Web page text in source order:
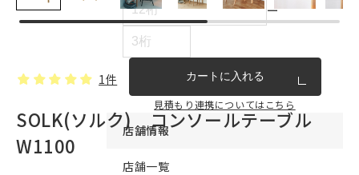
ー
カートに入れる
見積もり連携についてはこちら
店舗情報
店舗一覧
1件
SOLK(ソルク) コンソールテーブル
W1100